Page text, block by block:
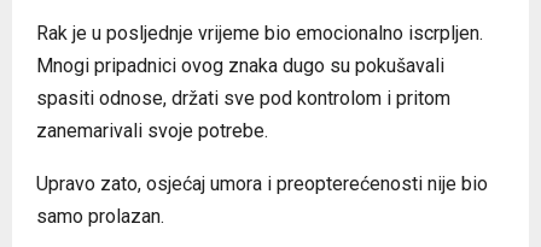
Rak je u posljednje vrijeme bio emocionalno iscrpljen.
Mnogi pripadnici ovog znaka dugo su pokušavali
spasiti odnose, držati sve pod kontrolom i pritom
zanemarivali svoje potrebe.
Upravo zato, osjećaj umora i preopterećenosti nije bio
samo prolazan.